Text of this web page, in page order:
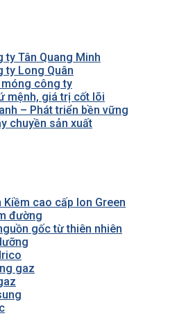
ty Tân Quang Minh
ty Long Quân
công ty
mệnh, giá trị cốt lõi
– Phát triển bền vững
chuyền sản xuất
Kiềm cao cấp Ion Green
đường
gốc từ thiên nhiên
gaz